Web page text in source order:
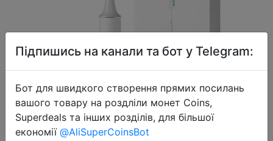
Підпишись на канали та бот у Telegram:
Бот для швидкого створення прямих посилань
вашого товару на роздліли монет Coins,
Superdeals та інших розділів, для більшої
економії @AliSuperCoinsBot